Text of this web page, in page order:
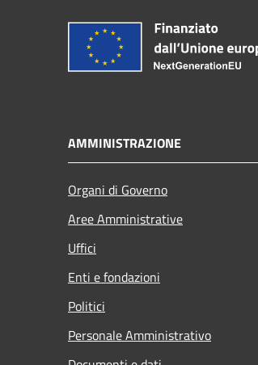
AMMINISTRAZIONE
Organi di Governo
Aree Amministrative
Uffici
Enti e fondazioni
Politici
Personale Amministrativo